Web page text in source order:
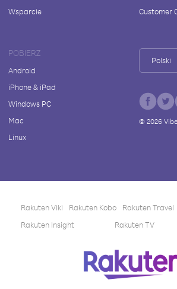
Wsparcie
Customer
POBIERZ
Android
iPhone & iPad
Windows PC
Mac
Linux
Polski
© 2026
Rakuten Viki Rakuten Kobo Rakuten Travel
Rakuten Insight
Rakuten TV